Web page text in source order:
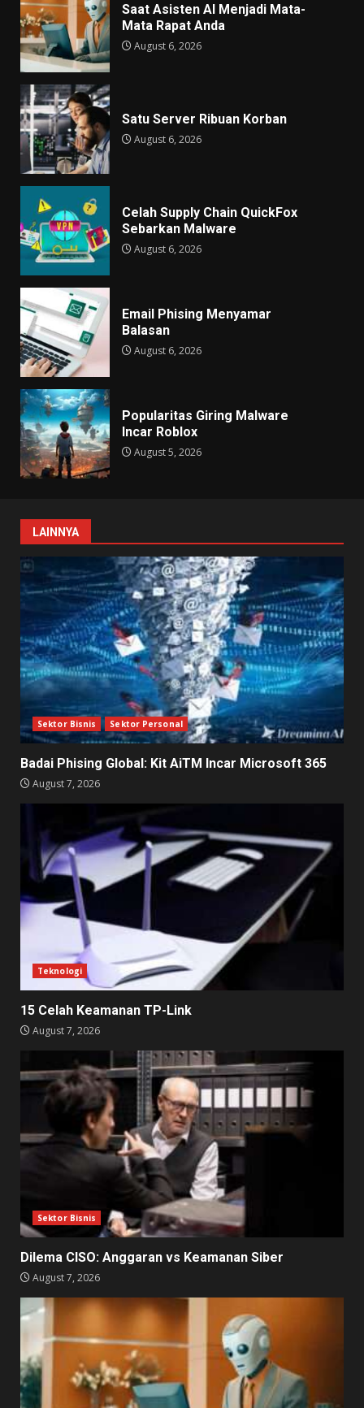
Saat Asisten AI Menjadi Mata-
Mata Rapat Anda
August 6, 2026
Satu Server Ribuan Korban
August 6, 2026
Celah Supply Chain QuickFox
Sebarkan Malware
August 6, 2026
Email Phising Menyamar
Balasan
August 6, 2026
Popularitas Giring Malware
Incar Roblox
August 5, 2026
LAINNYA
Sektor Bisnis Sektor Personal
Badai Phising Global: Kit AiTM Incar Microsoft 365
August 7, 2026
Teknologi
15 Celah Keamanan TP-Link
August 7, 2026
Sektor Bisnis
Dilema CISO: Anggaran vs Keamanan Siber
August 7, 2026